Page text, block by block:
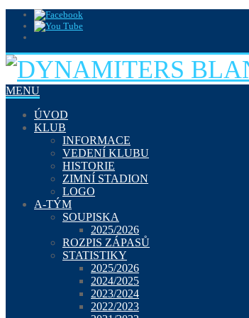
MENU
ÚVOD
KLUB
INFORMACE
VEDENÍ KLUBU
HISTORIE
ZIMNÍ STADION
LOGO
A-TÝM
SOUPISKA
2025/2026
ROZPIS ZÁPASŮ
STATISTIKY
2025/2026
2024/2025
2023/2024
2022/2023